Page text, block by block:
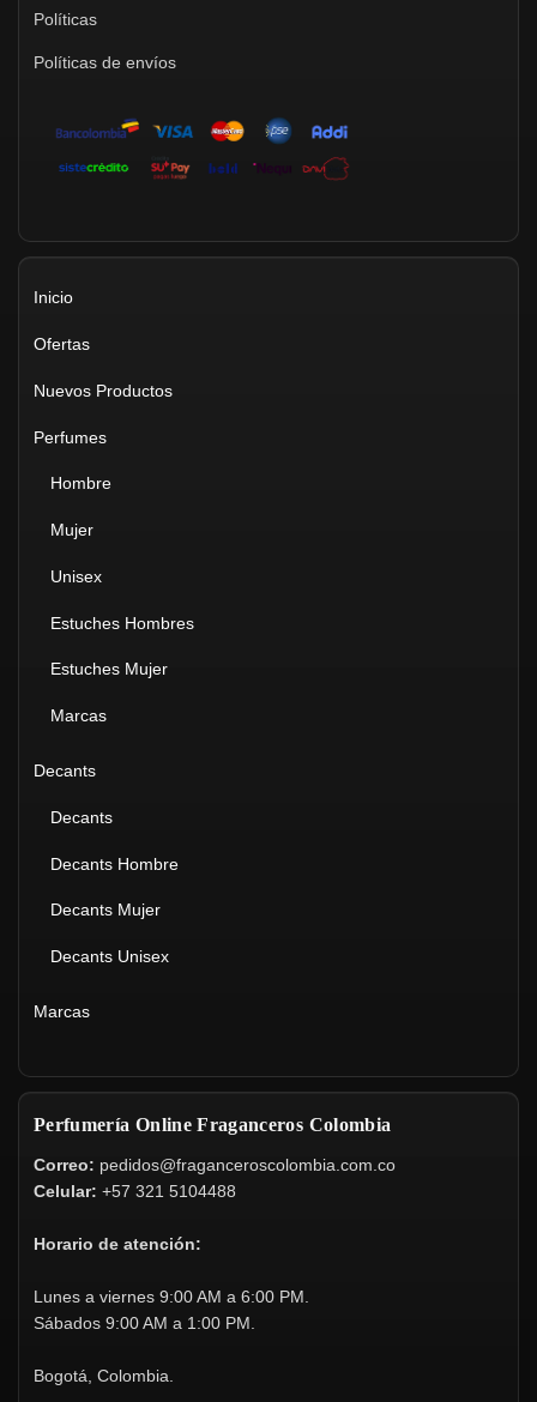
Políticas
Políticas de envíos
Inicio
Ofertas
Nuevos Productos
Perfumes
Hombre
Mujer
Unisex
Estuches Hombres
Estuches Mujer
Marcas
Decants
Decants
Decants Hombre
Decants Mujer
Decants Unisex
Marcas
Perfumería Online Fraganceros Colombia
Correo: pedidos@fraganceroscolombia.com.co
Celular: +57 321 5104488
Horario de atención:
Lunes a viernes 9:00 AM a 6:00 PM.
Sábados 9:00 AM a 1:00 PM.
Bogotá, Colombia.